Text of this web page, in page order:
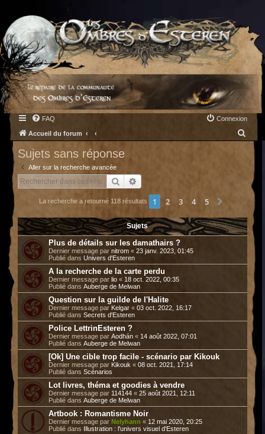
FAQ Connexion
Accueil du forum
c
h
Sujets sans réponse
Aller sur la recherche avancée
Rechercher
La recherche a retourné 118 résultats 1 2 3 4 5
Sujets
Plus de détails sur les damathairs ?
Dernier message par nitrom « 23 janv. 2023, 01:45
Publié dans Univers d'Esteren
A la recherche de la carte perdu
Dernier message par lio « 18 oct. 2022, 00:35
Publié dans Auberge de Melwan
Question sur la guilde de l'Halite
Dernier message par Kelgar « 03 oct. 2022, 16:17
Publié dans Secrets d'Esteren
Police LettrinEsteren ?
Dernier message par Aodhán « 14 août 2022, 07:01
Publié dans Auberge de Melwan
[Ok] Une cible trop facile - scénario par Kikouk
Dernier message par Kikouk « 08 oct. 2021, 17:14
Publié dans Scénarios
Lot livres, théma et goodies à vendre
Dernier message par 114144 « 25 août 2021, 12:11
Publié dans Auberge de Melwan
Artbook : Romantisme Noir
Dernier message par Nelyhann « 12 mai 2020, 20:25
Publié dans
Illustration : l'univers visuel d'Esteren